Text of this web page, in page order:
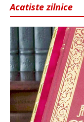
Acatiste zilnice